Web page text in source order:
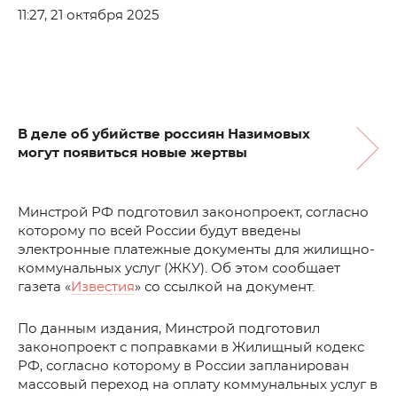
11:27, 21 октября 2025
В деле об убийстве россиян Назимовых
могут появиться новые жертвы
Минстрой РФ подготовил законопроект, согласно
которому по всей России будут введены
электронные платежные документы для жилищно-
коммунальных услуг (ЖКУ). Об этом сообщает
газета «Известия» со ссылкой на документ.
По данным издания, Минстрой подготовил
законопроект с поправками в Жилищный кодекс
РФ, согласно которому в России запланирован
массовый переход на оплату коммунальных услуг в